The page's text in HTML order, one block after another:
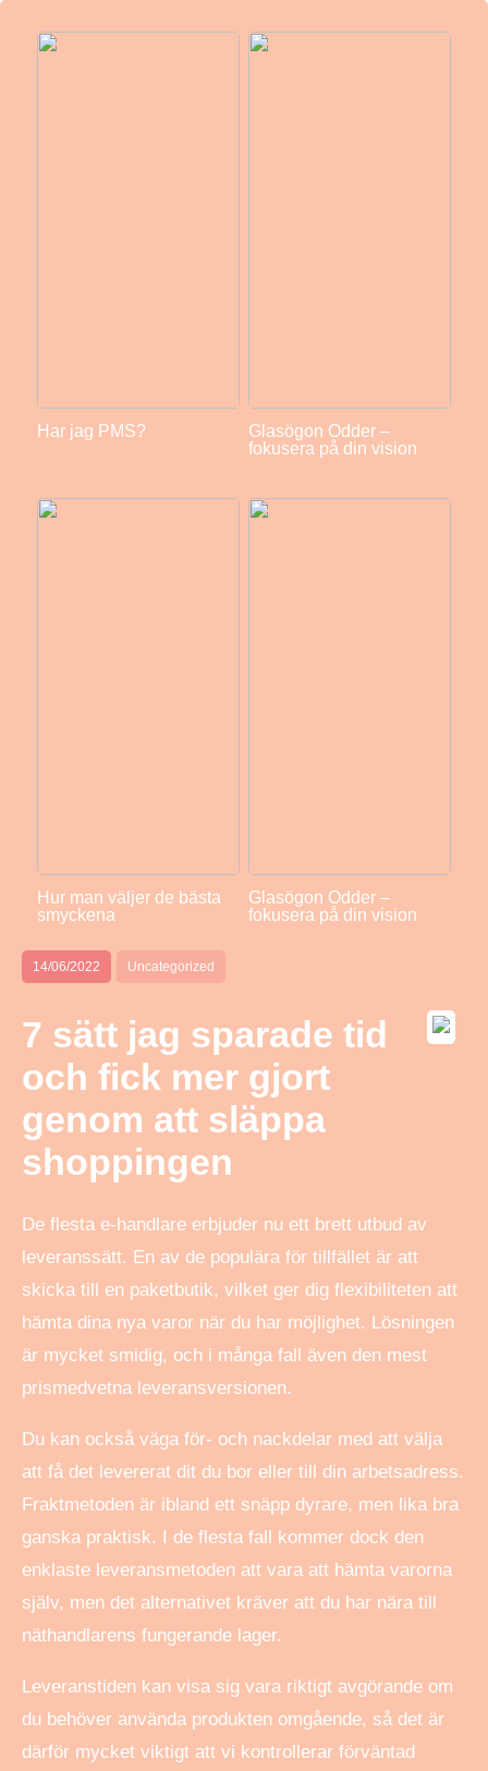
Har jag PMS?
Glasögon Odder –
fokusera på din vision
Hur man väljer de bästa
smyckena
Glasögon Odder –
fokusera på din vision
14/06/2022 Uncategorized
7 sätt jag sparade tid
och fick mer gjort
genom att släppa
shoppingen
De flesta e-handlare erbjuder nu ett brett utbud av
leveranssätt. En av de populära för tillfället är att
skicka till en paketbutik, vilket ger dig flexibiliteten att
hämta dina nya varor när du har möjlighet. Lösningen
är mycket smidig, och i många fall även den mest
prismedvetna leveransversionen.
Du kan också väga för- och nackdelar med att välja
att få det levererat dit du bor eller till din arbetsadress.
Fraktmetoden är ibland ett snäpp dyrare, men lika bra
ganska praktisk. I de flesta fall kommer dock den
enklaste leveransmetoden att vara att hämta varorna
själv, men det alternativet kräver att du har nära till
näthandlarens fungerande lager.
Leveranstiden kan visa sig vara riktigt avgörande om
du behöver använda produkten omgående, så det är
därför mycket viktigt att vi kontrollerar förväntad